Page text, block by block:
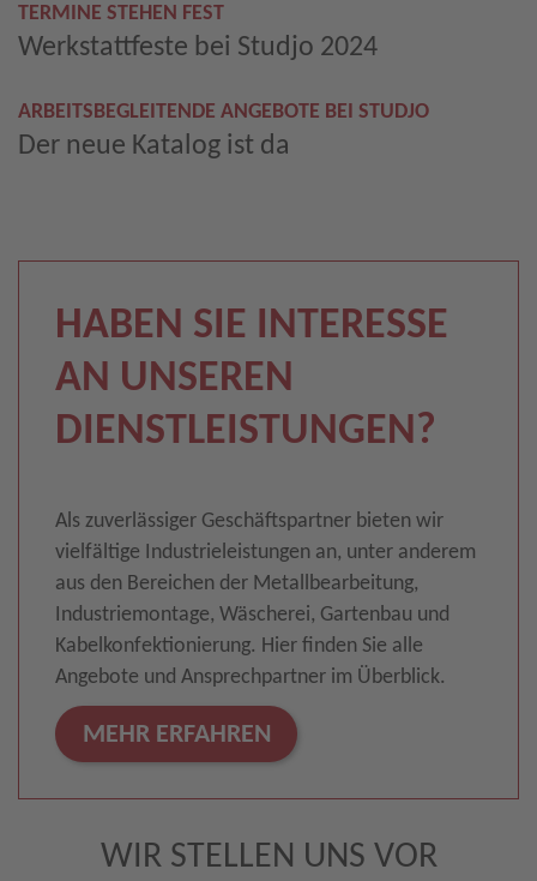
TERMINE STEHEN FEST
Werkstattfeste bei Studjo 2024
ARBEITSBEGLEITENDE ANGEBOTE BEI STUDJO
Der neue Katalog ist da
HABEN SIE INTERESSE
AN UNSEREN
DIENSTLEISTUNGEN?
Als zuverlässiger Geschäftspartner bieten wir
vielfältige Industrieleistungen an, unter anderem
aus den Bereichen der Metallbearbeitung,
Industriemontage, Wäscherei, Gartenbau und
Kabelkonfektionierung. Hier finden Sie alle
Angebote und Ansprechpartner im Überblick.
MEHR ERFAHREN
WIR STELLEN UNS VOR